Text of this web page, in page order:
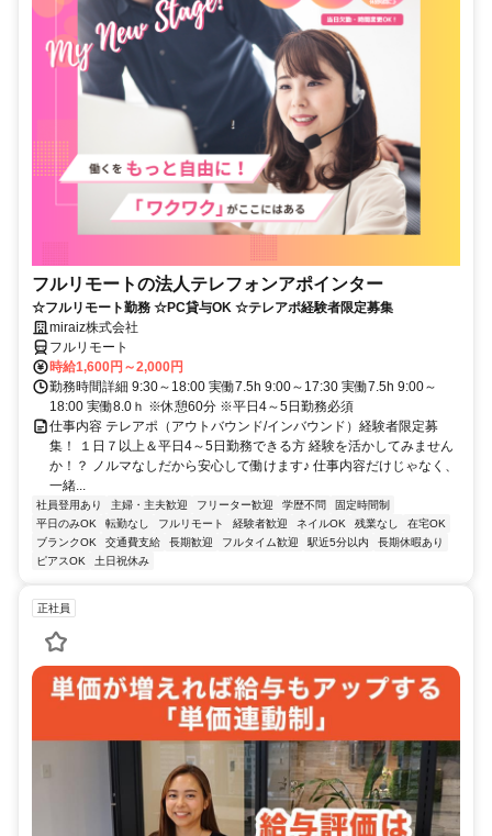
フルリモートの法人テレフォンアポインター
☆フルリモート勤務 ☆PC貸与OK ☆テレアポ経験者限定募集
miraiz株式会社
フルリモート
時給1,600円～2,000円
勤務時間詳細 9:30～18:00 実働7.5h 9:00～17:30 実働7.5h 9:00～
18:00 実働8.0ｈ ※休憩60分 ※平日4～5日勤務必須
仕事内容 テレアポ（アウトバウンド/インバウンド）経験者限定募
集！ １日７以上＆平日4～5日勤務できる方 経験を活かしてみません
か！？ ノルマなしだから安心して働けます♪ 仕事内容だけじゃなく、
一緒...
社員登用あり 主婦・主夫歓迎 フリーター歓迎 学歴不問
固定時間制
平日のみOK
転勤なし フルリモート 経験者歓迎 ネイルOK 残業なし
在宅OK
ブランクOK
交通費支給 長期歓迎 フルタイム歓迎 駅近5分以内
長期休暇あり
ピアスOK
土日祝休み
正社員